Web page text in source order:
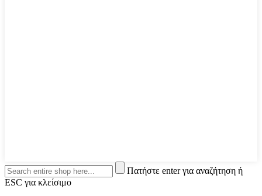
Πατήστε enter για αναζήτηση ή
ESC για κλείσιμο